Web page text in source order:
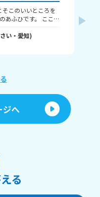
このいいところを
有名です。歴史的
家康、全員の出身
さい・ 愛知)
ジへ
る